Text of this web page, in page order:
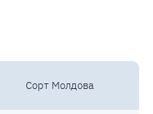
Сорт Молдова